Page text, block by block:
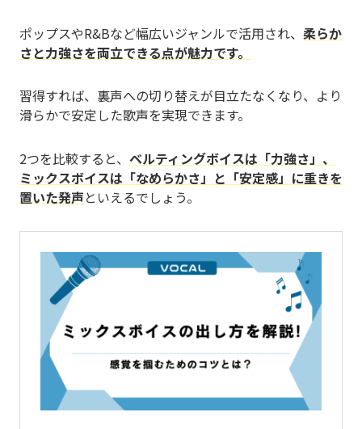
ポップスやR&Bなど幅広いジャンルで活用され、 柔らか
さと力強さを両立できる点が魅力です。
習得すれば、裏声への切り替えが目立たなくなり、より
滑らかで安定した歌声を実現できます。
2つを比較すると、 ベルティングボイスは「力強さ」、
ミックスボイスは「なめらかさ」と「安定感」に重きを
置いた発声といえるでしょう。